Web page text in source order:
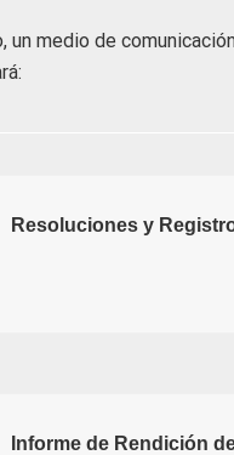
medio de
Resoluciones y
Informe de Rendición